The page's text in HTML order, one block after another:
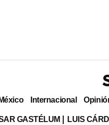
México Internacional
GASTÉLUM LUIS